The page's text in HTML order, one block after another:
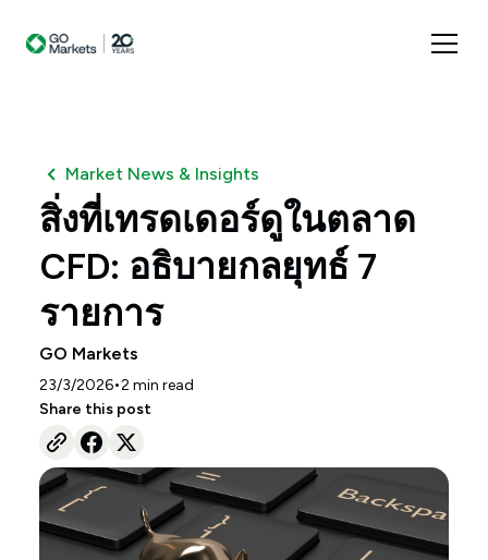
Market News & Insights
สิ่งที่เทรดเดอร์ดูในตลาด
CFD: อธิบายกลยุทธ์ 7
รายการ
GO Markets
23/3/2026•2 min read
Share this post